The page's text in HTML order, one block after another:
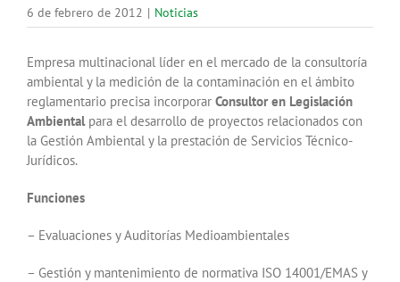
6 de febrero de 2012 | Noticias
Empresa multinacional líder en el mercado de la consultoría
ambiental y la medición de la contaminación en el ámbito
reglamentario precisa incorporar Consultor en Legislación
Ambientalpara el desarrollo de proyectos relacionados con
la Gestión Ambiental y la prestación de Servicios Técnico-
Jurídicos.
Funciones
– Evaluaciones y Auditorías Medioambientales
– Gestión y mantenimiento de normativa ISO 14001/EMAS y